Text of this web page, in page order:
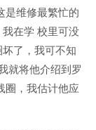
是维修最繁忙的
在学 校里可没
了，我可不知
就将他介绍到罗
圈，我估计他应